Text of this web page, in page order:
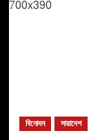
বিনোদন সারাদেশ